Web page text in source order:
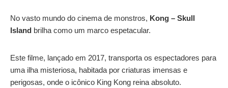
No vasto mundo do cinema de monstros, Kong – Skull
Island brilha como um marco espetacular.
Este filme, lançado em 2017, transporta os espectadores para
uma ilha misteriosa, habitada por criaturas imensas e
perigosas, onde o icônico King Kong reina absoluto.